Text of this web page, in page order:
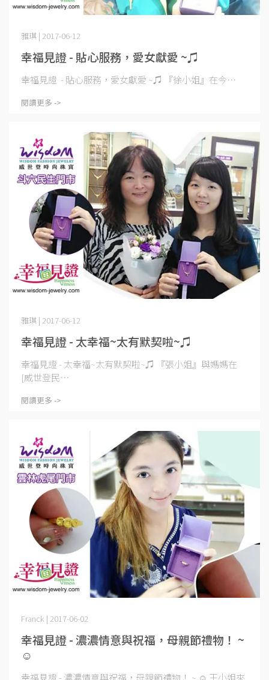
幸福見證 - 貼心服務，愛女獻愛 ~♫
雅琪 | 2017-06-12
幸福見證 - 貼心服務，愛女獻愛 ~♫ 『徐小姐』在今⋯
閱讀更多 ->
幸福見證 - 太幸福~太有默契啦~♫
雅琪 | 2017-06-12
幸福見證 - 太幸福~太有默契啦~♫ 『張小姐』與媽媽在
[威世登民⋯
閱讀更多 ->
幸福見證 - 濃濃情意與祝福，母親節禮物！ ~
☺
Franck | 2017-06-02
幸福見證 - 濃濃情意與祝福，母親節禮物！ ~ ☺ 王小姐來